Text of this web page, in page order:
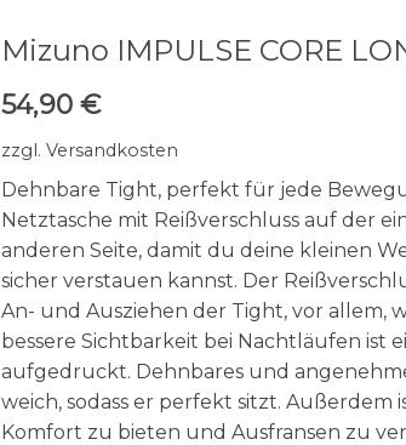
Mizuno IMPULSE CORE
54,90 €
zzgl. Versandkosten
Dehnbare Tight, perfekt für jede
Netztasche mit Reißverschluss auf der
anderen Seite, damit du deine kleinen
sicher verstauen kannst. Der
An- und Ausziehen der Tight, vor allem,
bessere Sichtbarkeit bei Nachtläufen ist
aufgedruckt. Dehnbares und
weich, sodass er perfekt sitzt.
Komfort zu bieten und Ausfransen zu